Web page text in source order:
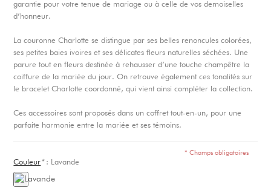
garantie pour votre tenue de mariage ou à celle de vos demoiselles
d’honneur.
La couronne Charlotte se distingue par ses belles renoncules colorées,
ses petites baies ivoires et ses délicates fleurs naturelles séchées. Une
parure tout en fleurs destinée à rehausser d’une touche champêtre la
coiffure de la mariée du jour. On retrouve également ces tonalités sur
le bracelet Charlotte coordonné, qui vient ainsi compléter la collection.
Ces accessoires sont proposés dans un coffret tout-en-un, pour une
parfaite harmonie entre la mariée et ses témoins.
Couleur*: Lavande
* Champs obligatoires